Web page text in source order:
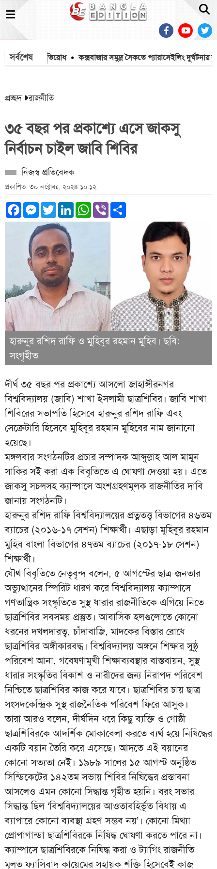
সর্বশেষপ্রতিরোধ কক্সবাজার সমুদ্র সৈকতে প্যারাসেইলিং দুর্ঘটনায় হত্যা
প্রচ্ছদ রাজনীতি
৩৫ বছর পর প্রকাশ্যে এসে জাকসু
নির্বাচন চাইল জাবি শিবির
নিজস্ব প্রতিবেদক
প্রকাশিত: ৩০ অক্টোবর, ২০২৪ ১০:১২
Facebook
Messenger
TwitterLinkedInWhatsApp
Viber
হারুনুর রশিদ রাফি ও মুহিবুর রহমান মুহিব। ছবি:
সংগৃহীত
দীর্ঘ ৩৫ বছর পর প্রকাশ্যে আসলো জাহাঙ্গীরনগর
বিশ্ববিদ্যালয় (জাবি) শাখা ইসলামী ছাত্রশিবির। জাবি শাখা
শিবিরের সভাপতি হিসেবে হারুনুর রশিদ রাফি এবং
সেক্রেটারি হিসেবে মুহিবুর রহমান মুহিবের নাম জানানো
হয়েছে।
মঙ্গলবার সংগঠনটির প্রচার সম্পাদক আব্দুল্লাহ আল মামুন
সাকির সই করা এক বিবৃতিতে এ ঘোষণা দেওয়া হয়। এতে
জাকসু সচলসহ ক্যাম্পাসে অংশগ্রহণমূলক রাজনীতির দাবি
জানায় সংগঠনটি।
হারুনুর রশিদ রাফি বিশ্ববিদ্যালয়ের প্রত্নতত্ত্ব বিভাগের ৪৬তম
ব্যাচের (২০১৬-১৭ সেশন) শিক্ষার্থী। এছাড়া মুহিবুর রহমান
মুহিব বাংলা বিভাগের ৪৭তম ব্যাচের (২০১৭-১৮ সেশন)
শিক্ষার্থী।
যৌথ বিবৃতিতে নেতৃবৃন্দ বলেন, ৫ আগস্টের ছাত্র-জনতার
অভ্যুত্থানের স্পিরিট ধারণ করে বিশ্ববিদ্যালয় ক্যাম্পাসে
গণতান্ত্রিক সংস্কৃতিতে সুস্থ ধারার রাজনীতিকে এগিয়ে নিতে
ছাত্রশিবির সবসময় প্রস্তুত। আবাসিক হলগুলোতে কোনো
ধরনের দখলদারত্ব, চাঁদাবাজি, মাদকের বিস্তার রোধে
ছাত্রশিবির অঙ্গীকারবদ্ধ। বিশ্ববিদ্যালয় অঙ্গনে শিক্ষার সুষ্ঠু
পরিবেশ আনা, গবেষণামুখী শিক্ষাব্যবস্থার বাস্তবায়ন, সুস্থ
ধারার সংস্কৃতির বিকাশ ও নারীদের জন্য নিরাপদ পরিবেশ
নিশ্চিতে ছাত্রশিবির কাজ করে যাবে। ছাত্রশিবির চায় ছাত্র
সংসদকেন্দ্রিক সুস্থ রাজনৈতিক পরিবেশ ফিরে আসুক।
তারা আরও বলেন, দীর্ঘদিন ধরে কিছু ব্যক্তি ও গোষ্ঠী
ছাত্রশিবিরকে আদর্শিক মোকাবেলা করতে ব্যর্থ হয়ে নিষিদ্ধের
একটি বয়ান তৈরি করে এসেছে। আদতে এই বয়ানের
কোনো সত্যতা নেই। ১৯৮৯ সালের ১৫ আগস্ট অনুষ্ঠিত
সিন্ডিকেটের ১৪২তম সভায় শিবির নিষিদ্ধের প্রস্তাবনা
আসলেও এমন কোনো সিদ্ধান্ত গৃহীত হয়নি। বরং সভার
সিদ্ধান্ত ছিল ‘বিশ্ববিদ্যালয়ের আওতাবহির্ভূত বিধায় এ
ব্যাপারে কোনো ব্যবস্থা গ্রহণ সম্ভব নয়’। কোনো মিথ্যা
প্রোপাগান্ডা ছাত্রশিবিরকে নিষিদ্ধ ঘোষণা করতে পারে না।
ক্যাম্পাসে ছাত্রশিবিরকে নিষিদ্ধ করা ও ট্যাগিং রাজনীতি
মূলত ফ্যাসিবাদ কায়েমের সহায়ক শক্তি হিসেবেই কাজ